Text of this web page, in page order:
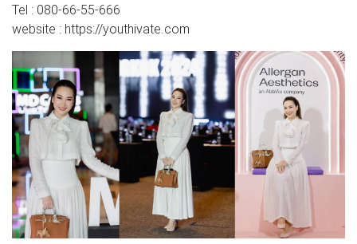
Tel : 080-66-55-666
website : https://youthivate.com